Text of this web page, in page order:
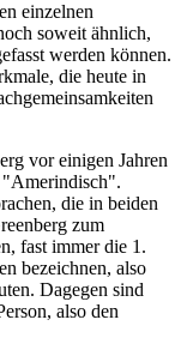
einzelnen
soweit ähnlich,
werden können.
die heute in
vor einigen Jahren
"Amerindisch".
die in beiden
zum
fast immer die 1.
bezeichnen, also
Dagegen sind
also den